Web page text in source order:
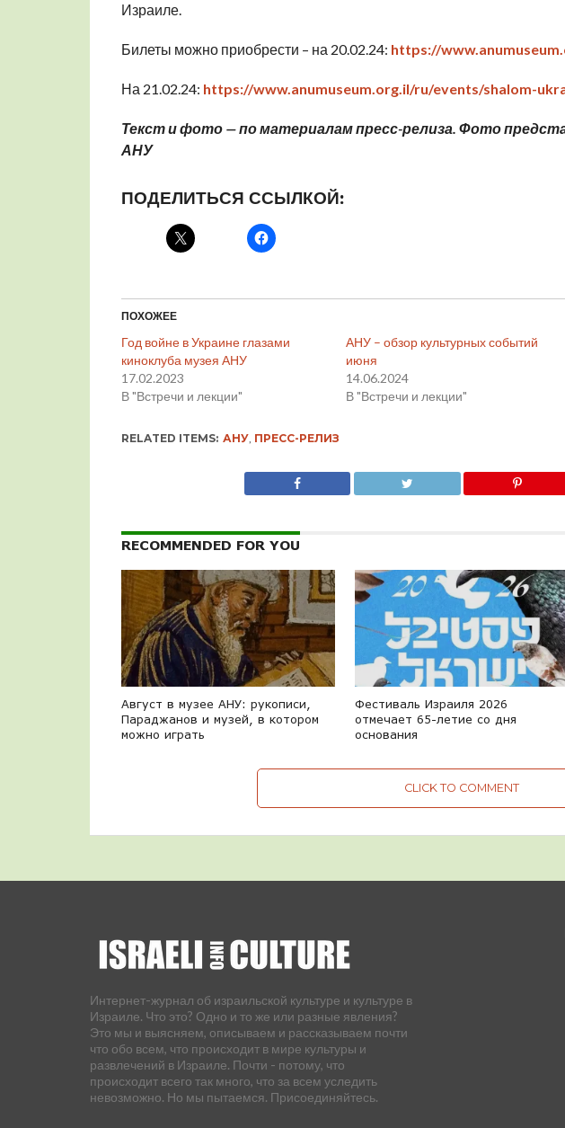
Израиле.
Билеты можно приобрести – на 20.02.24: https://
На 21.02.24: https://www.anumuseum.org.il/ru/events/shalom-
Текст и фото — по материалам пресс-релиза. Фото
АНУ
ПОДЕЛИТЬСЯ ССЫЛКОЙ:
ПОХОЖЕЕ
Год войне в Украине глазами
киноклуба музея АНУ
17.02.2023
В "Встречи и лекции"
АНУ – обзор культурных событий
июня
14.06.2024
В "Встречи и лекции"
RELATED ITEMS: АНУ, ПРЕСС-РЕЛИЗ
RECOMMENDED FOR YOU
Август в музее АНУ: рукописи,
Параджанов и музей, в котором
можно играть
Фестиваль Израиля 2026
отмечает 65-летие со дня
основания
CLICK TO COMMENT
Интернет-журнал об израильской культуре и культуре в
Израиле. Что это? Одно и то же или разные явления?
Это мы и выясняем, описываем и рассказываем почти
что обо всем, что происходит в мире культуры и
развлечений в Израиле. Почти - потому, что
происходит всего так много, что за всем уследить
невозможно. Но мы пытаемся. Присоединяйтесь.